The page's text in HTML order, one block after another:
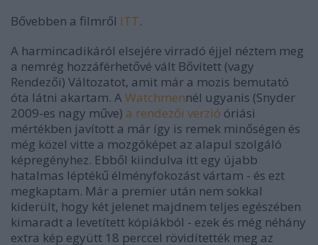
Bővebben a filmről ITT.
A harmincadikáról elsejére virradó éjjel néztem meg
a nemrég hozzáférhetővé vált Bővített (vagy
Rendezői) Változatot, amit már a mozis bemutató
óta látni akartam. AWatchmennél ugyanis (Snyder
2009-es nagy műve) a rendezői verzió óriási
mértékben javított a már így is remek minőségen és
még közel vitte a mozgóképet az alapul szolgáló
képregényhez. Ebből kiindulva itt egy újabb
hatalmas léptékű élményfokozást vártam - és ezt
megkaptam. Már a premier után nem sokkal
kiderült, hogy két jelenet majdnem teljes egészében
kimaradt a levetített kópiákból - ezek és még néhány
extra kép együtt 18 perccel rövidítették meg az